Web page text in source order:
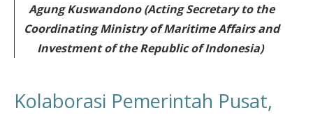
Agung Kuswandono (Acting Secretary to the
Coordinating Ministry of Maritime Affairs and
Investment of the Republic of Indonesia)
Kolaborasi Pemerintah Pusat,